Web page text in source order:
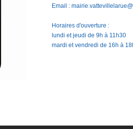
Email :
Horaires d'ouverture :
lundi et jeudi de 9h à 11h30
mardi et vendredi de 16h à